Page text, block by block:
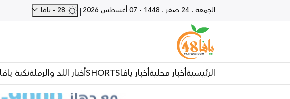
الجمعة ، 24 صفر ، 1448 - 07 أغسطس 2026 |
الرئيسيةأخبار محليةأخبار يافاSHORTSأخبار اللد والرملةنكبة يافا 48